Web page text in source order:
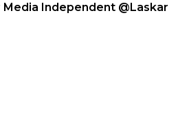
Media Independent @Laskar